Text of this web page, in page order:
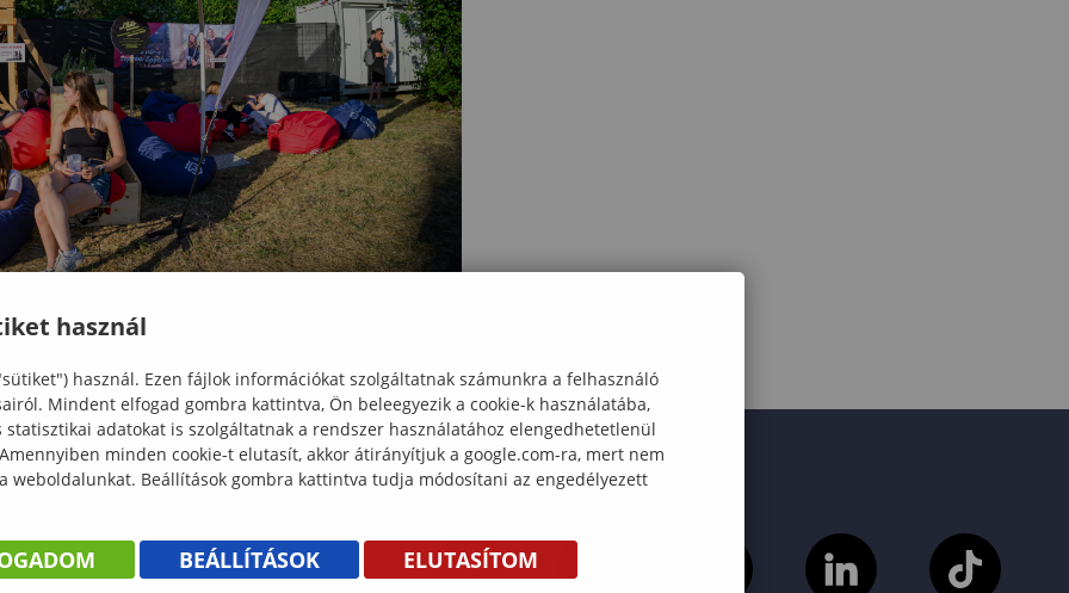
használ
használ. Ezen fájlok információkat szolgáltatnak számunkra a felhasználó
Mindent elfogad gombra kattintva, Ön beleegyezik a cookie-k használatába,
statisztikai adatokat is szolgáltatnak a rendszer használatához elengedhetetlenül
minden cookie-t elutasít, akkor átirányítjuk a google.com-ra, mert nem
weboldalunkat. Beállítások gombra kattintva tudja módosítani az engedélyezett
BEÁLLÍTÁSOK ELUTASÍTOM